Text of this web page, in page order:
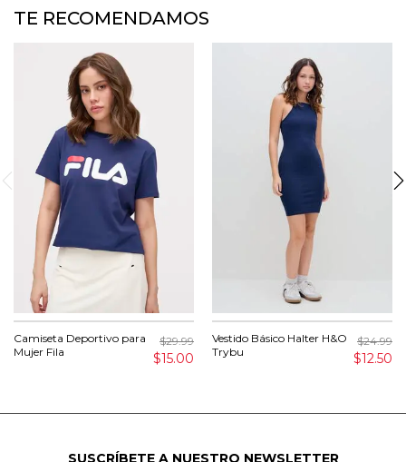
TE RECOMENDAMOS
Camiseta Deportivo para
Mujer Fila
$29.99
$15.00
Vestido Básico Halter H&O
Trybu
$24.99
$12.50
SUSCRÍBETE A NUESTRO NEWSLETTER